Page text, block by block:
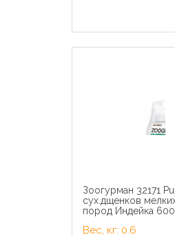
Зоогурман 32171
сух.дщенков
пород Индейка
Вес, кг: 0.6